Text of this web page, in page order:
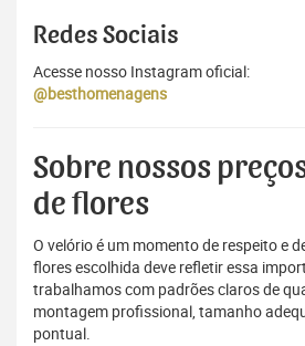
Redes Sociais
Acesse nosso Instagram oficial:
@besthomenagens
Sobre nossos
de flores
O velório é um momento de respeito e
flores escolhida deve refletir essa
trabalhamos com padrões claros de
montagem profissional, tamanho
pontual.